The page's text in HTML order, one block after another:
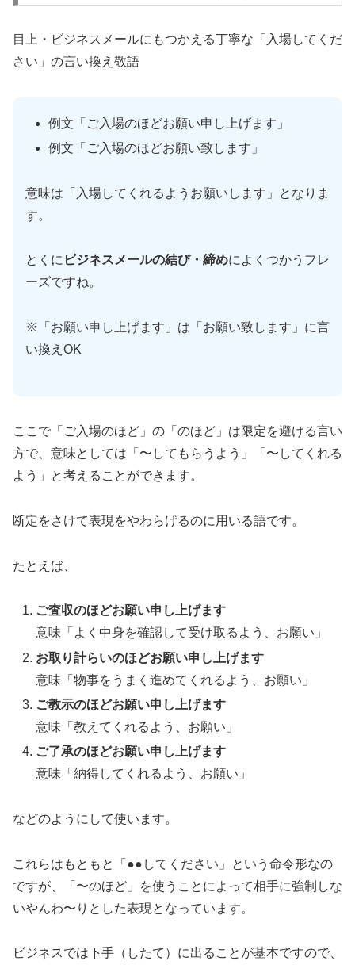
目上・ビジネスメールにもつかえる丁寧な「入場してくだ
さい」の言い換え敬語
例文「ご入場のほどお願い申し上げます」
例文「ご入場のほどお願い致します」
意味は「入場してくれるようお願いします」となりま
す。
とくに ビジネスメールの結び・締めによくつかうフレ
ーズですね。
※「お願い申し上げます」は「お願い致します」に言
い換えOK
ここで「ご入場のほど」の「のほど」は限定を避ける言い
方で、意味としては「〜してもらうよう」「〜してくれる
よう」と考えることができます。
断定をさけて表現をやわらげるのに用いる語です。
たとえば、
ご査収のほどお願い申し上げます
意味「よく中身を確認して受け取るよう、お願い」
お取り計らいのほどお願い申し上げます
意味「物事をうまく進めてくれるよう、お願い」
ご教示のほどお願い申し上げます
意味「教えてくれるよう、お願い」
ご了承のほどお願い申し上げます
意味「納得してくれるよう、お願い」
などのようにして使います。
これらはもともと「●●してください」という命令形なの
ですが、「〜のほど」を使うことによって相手に強制しな
いやんわ〜りとした表現となっています。
ビジネスでは下手（したて）に出ることが基本ですので、